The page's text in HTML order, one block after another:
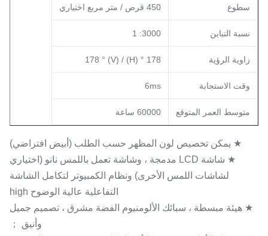
سطوع 450 قرص / متر مربع اختياري
نسبة التباين 3000: 1
زاوية الرؤية 178 ° (H) / 178 ° (V)
وقت الاستجابة 6ms
متوسط ​​العمر المتوقع 60000 ساعة
★ يمكن تخصيص لون المظهر حسب الطلب (أبيض افتراضي)
★ شاشة LCD مدمجة ، وشاشة تعمل باللمس نانو (اختياري
لشاشات اللمس الأخرى) ونظام الكمبيوتر لتكامل الشاشة
التفاعلية عالية الوضوح high
★ هيئة مبسطة ، سبائك الألومنيوم الفضة مشرق ، تصميم جميل
وأنيق ；